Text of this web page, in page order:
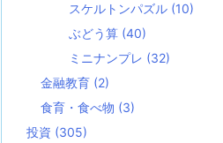
スケルトンパズル (10)
ぶどう算 (40)
ミニナンプレ (32)
金融教育 (2)
食育・食べ物 (3)
投資 (305)